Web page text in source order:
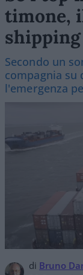
timone,
Secondo un
compagnia
l'emergenza
di Bruno